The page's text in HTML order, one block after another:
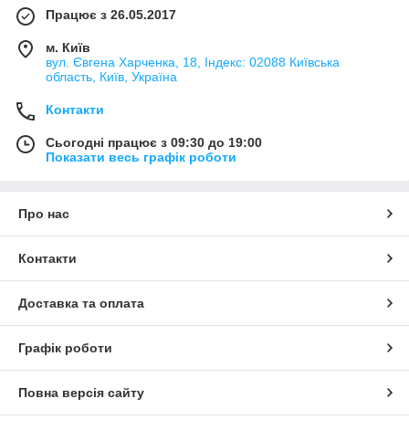
Працює з 26.05.2017
м. Київ
вул. Євгена Харченка, 18, Індекс: 02088 Київська
область, Київ, Україна
Контакти
Сьогодні працює з 09:30 до 19:00
Показати весь графік роботи
Про нас
Контакти
Доставка та оплата
Графік роботи
Повна версія сайту